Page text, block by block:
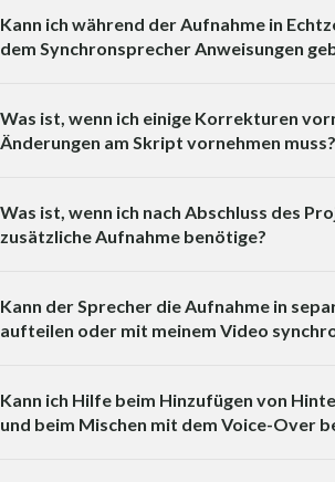
Kann ich während der Aufnahme in
dem Synchronsprecher Anweisungen
Was ist, wenn ich einige Korrekturen
Änderungen am Skript vornehmen muss?
Was ist, wenn ich nach Abschluss des
zusätzliche Aufnahme benötige?
Kann der Sprecher die Aufnahme in
aufteilen oder mit meinem Video
Kann ich Hilfe beim Hinzufügen von
und beim Mischen mit dem Voice-Over